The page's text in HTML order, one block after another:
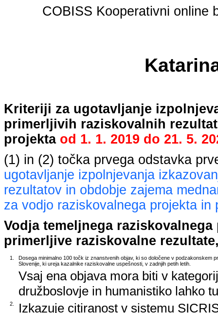
COBISS Kooperativni online
Kriteriji za ugotavljanje
primerljivih raziskovalnih
projekta od 1. 1. 2019 do 21. 5.
(1) in (2) točka prvega odstavka
ugotavljanje izpolnjevanja
rezultatov in obdobje zajema
za vodjo raziskovalnega projekta in
Vodja temeljnega
primerljive raziskovalne
1.
Dosega minimalno 100 točk iz znanstvenih objav, ki so določene v podzakonskem
Slovenije, ki ureja kazalnike raziskovalne uspešnosti, v zadnjih petih letih.
Vsaj ena objava mora biti v
družboslovje in humanistiko lahko
2.
Izkazuje citiranost v sistemu